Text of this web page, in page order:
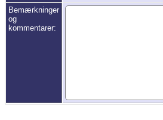
Bemærkninger
og
kommentarer: